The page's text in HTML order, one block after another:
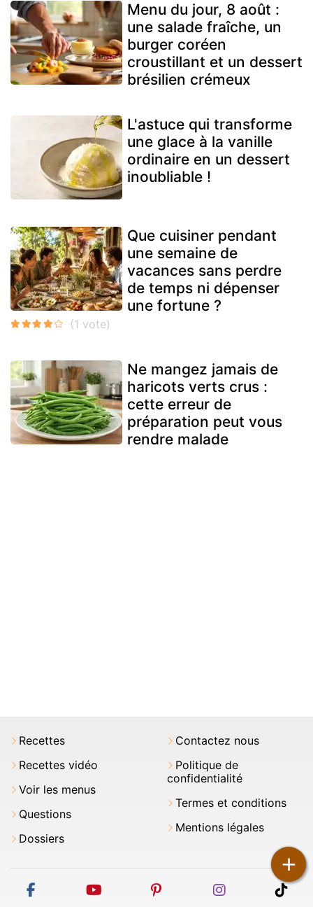
Menu du jour, 8 août :
une salade fraîche, un
burger coréen
croustillant et un dessert
brésilien crémeux
L'astuce qui transforme
une glace à la vanille
ordinaire en un dessert
inoubliable !
Que cuisiner pendant
une semaine de
vacances sans perdre
de temps ni dépenser
une fortune ?
Ne mangez jamais de
haricots verts crus :
cette erreur de
préparation peut vous
rendre malade
+
Recettes
Recettes vidéo
Voir les menus
Questions
Dossiers
Contactez nous
Politique de
confidentialité
Termes et conditions
Mentions légales
facebook youtube pinterest instagram